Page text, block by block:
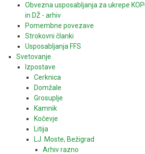
Obvezna usposabljanja za ukrepe
in DŽ - arhiv
Pomembne povezave
Strokovni članki
Usposabljanja FFS
Svetovanje
Izpostave
Cerknica
Domžale
Grosuplje
Kamnik
Kočevje
Litija
LJ. Moste, Bežigrad
Arhiv razno